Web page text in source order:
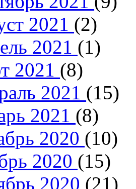
2021 (2)
2021 (1)
2021 (8)
2021 (15)
2021 (8)
2020 (10)
2020 (15)
2020 (21)